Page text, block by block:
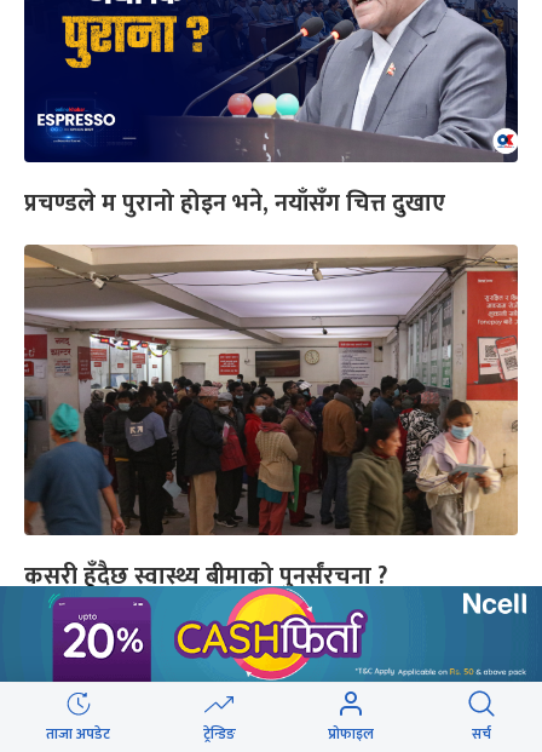
प्रचण्डले म पुरानो होइन भने, नयाँसँग चित्त दुखाए
कसरी हुँदैछ स्वास्थ्य बीमाको पुनर्संरचना ?
यो पनि
ताजा अपडेट ट्रेन्डिङ प्रोफाइल सर्च